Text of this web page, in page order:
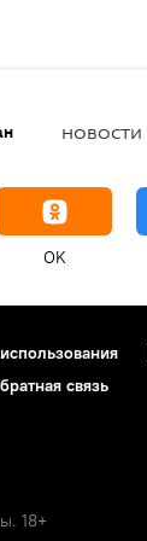
НОВОСТИ
OK
связь
18+